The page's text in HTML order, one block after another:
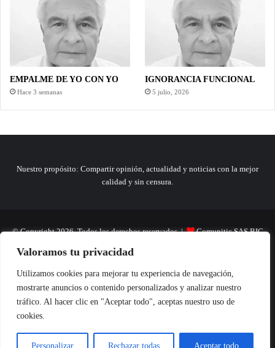
Valoramos tu privacidad
Utilizamos cookies para mejorar tu experiencia de navegación,
mostrarte anuncios o contenido personalizados y analizar nuestro
tráfico. Al hacer clic en "Aceptar todo", aceptas nuestro uso de
cookies.
Personalizar Rechazar todas Aceptar todo
EMPALME DE YO CON YO
Hace 3 semanas
IGNORANCIA FUNCIONAL
5 julio, 2026
Nuestro propósito: Compartir opinión, actualidad y noticias con la mejor
calidad y sin censura.
© Copyright 2026, Todos los derechos reservados | Comunitic SAS BIC
Nit 901228106
Home Actualidad Variedades Opinion Turismo Deportes
El Tinteadero Caricaturas Reportajes